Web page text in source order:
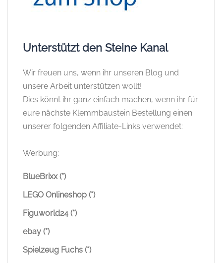
Unterstützt den Steine Kanal
Wir freuen uns, wenn ihr unseren Blog und
unsere Arbeit unterstützen wollt!
Dies könnt ihr ganz einfach machen, wenn ihr für
eure nächste Klemmbaustein Bestellung einen
unserer folgenden Affiliate-Links verwendet:
Werbung:
BlueBrixx (*)
LEGO Onlineshop (*)
Figuworld24 (*)
ebay (*)
Spielzeug Fuchs (*)